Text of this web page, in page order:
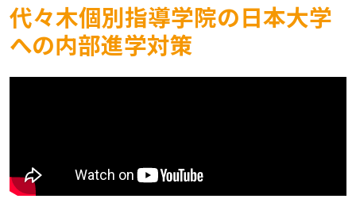
代々木個別指導学院の日本大学
への内部進学対策